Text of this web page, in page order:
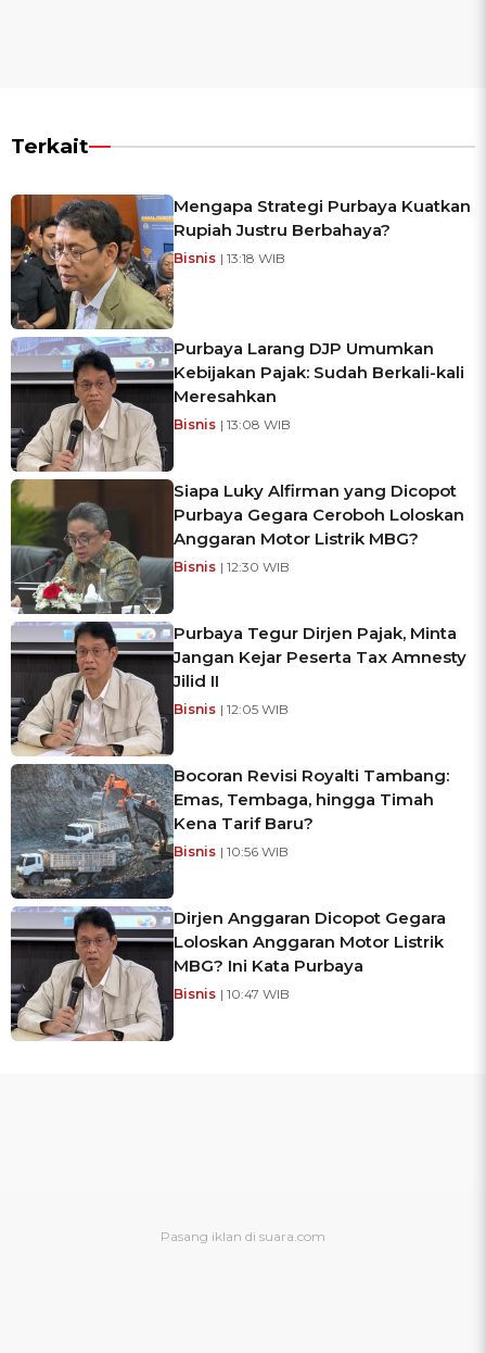
Terkait
Mengapa Strategi Purbaya Kuatkan
Rupiah Justru Berbahaya?
Bisnis | 13:18 WIB
Purbaya Larang DJP Umumkan
Kebijakan Pajak: Sudah Berkali-kali
Meresahkan
Bisnis | 13:08 WIB
Siapa Luky Alfirman yang Dicopot
Purbaya Gegara Ceroboh Loloskan
Anggaran Motor Listrik MBG?
Bisnis | 12:30 WIB
Purbaya Tegur Dirjen Pajak, Minta
Jangan Kejar Peserta Tax Amnesty
Jilid II
Bisnis | 12:05 WIB
Bocoran Revisi Royalti Tambang:
Emas, Tembaga, hingga Timah
Kena Tarif Baru?
Bisnis | 10:56 WIB
Dirjen Anggaran Dicopot Gegara
Loloskan Anggaran Motor Listrik
MBG? Ini Kata Purbaya
Bisnis | 10:47 WIB